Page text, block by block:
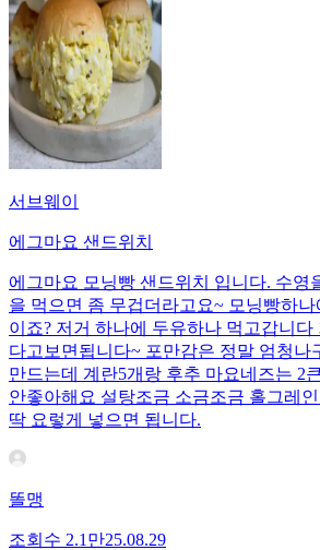
서브웨이
에그마요 샌드위치
에그마요 모닝빵 샌드위치 입니다. 수영
을 먹으면 좀 무겁더라고요~ 모닝빵하
이죠? 저거 하나에 두유하나 먹고갑니다
다고보면됩니다~ 포만감은 정말 엄청나
만드는데 계란5개랑 후추 마요네즈는 2
안좋아해요 설탕조금 소금조금 홀그레
딱 요렇게 넣으면 됩니다.
똘맹
조회수 2.1만25.08.29